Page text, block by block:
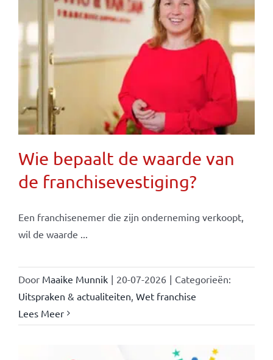
Wie bepaalt de waarde van
de franchisevestiging?
Een franchisenemer die zijn onderneming verkoopt,
wil de waarde ...
Door Maaike Munnik | 20-07-2026 | Categorieën:
Uitspraken & actualiteiten Wet franchise
Lees Meer